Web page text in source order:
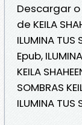
Descargar o
de KEILA
ILUMINA TUS
Epub,
KEILA
SOMBRAS
ILUMINA